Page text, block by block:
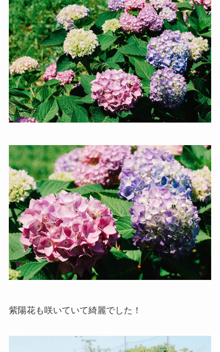
紫陽花も咲いていて綺麗でした！